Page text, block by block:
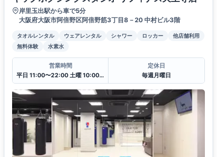
岸里玉出駅から車で5分
大阪府大阪市阿倍野区阿倍野筋3丁目8－20 中村ビル3階
タオルレンタル ウェアレンタル シャワー ロッカー
他店舗利用
無料体験
水素水
営業時間
平日 11:00〜22:00 土曜 10:00〜20:00 日・祝 10:00〜18:00
定休日
毎週月曜日